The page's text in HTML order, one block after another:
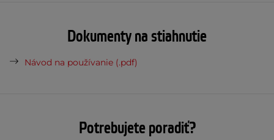
Dokumenty na stiahnutie
Návod na používanie (.pdf)
Potrebujete poradiť?